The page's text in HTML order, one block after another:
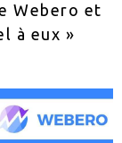
Webero et
à eux »